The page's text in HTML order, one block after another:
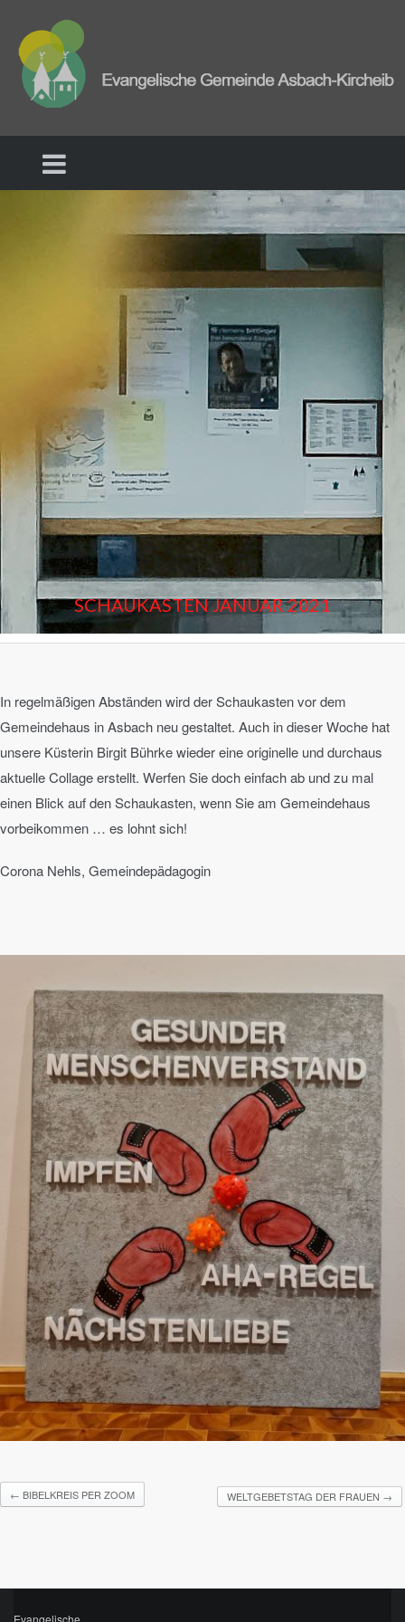
SCHAUKASTEN JANUAR 2021
In regelmäßigen Abständen wird der Schaukasten vor dem
Gemeindehaus in Asbach neu gestaltet. Auch in dieser Woche hat
unsere Küsterin Birgit Bührke wieder eine originelle und durchaus
aktuelle Collage erstellt. Werfen Sie doch einfach ab und zu mal
einen Blick auf den Schaukasten, wenn Sie am Gemeindehaus
vorbeikommen … es lohnt sich!
Corona Nehls, Gemeindepädagogin
← BIBELKREIS PER ZOOM WELTGEBETSTAG DER FRAUEN →